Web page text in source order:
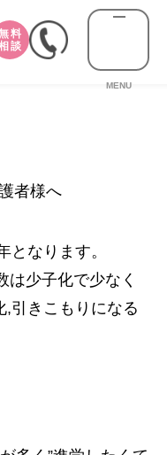
料
談
MENU
者様へ
となります。
は少子化で少なく
,引きこもりになる